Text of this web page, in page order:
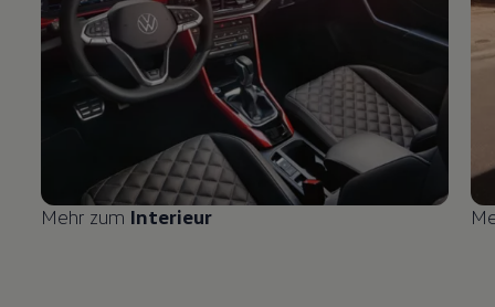
Mehr zum Interieur